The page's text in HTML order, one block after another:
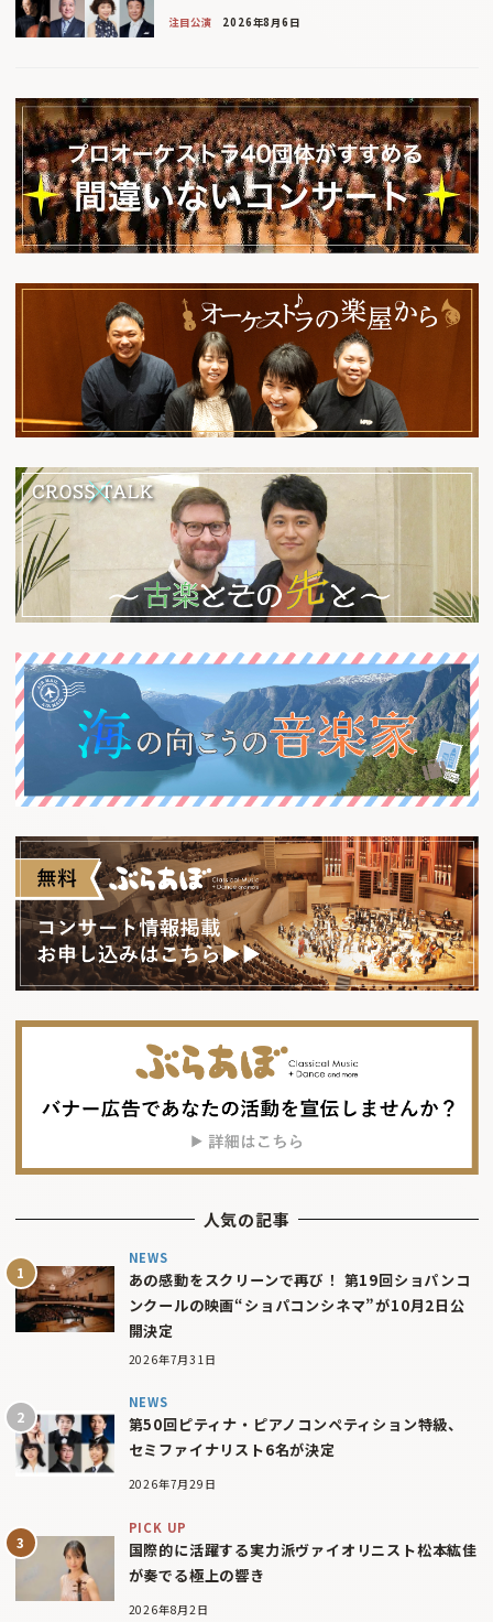
注目公演 2026年8月6日
人気の記事
NEWS
あの感動をスクリーンで再び！ 第19回ショパンコ
ンクールの映画“ショパコンシネマ”が10月2日公
開決定
2026年7月31日
NEWS
第50回ピティナ・ピアノコンペティション特級、
セミファイナリスト6名が決定
2026年7月29日
PICK UP
国際的に活躍する実力派ヴァイオリニスト松本紘佳
が奏でる極上の響き
2026年8月2日